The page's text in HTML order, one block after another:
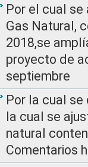
Por el cual
Gas Natural,
2018,se
proyecto de
septiembre
Por la cual se
la cual se
natural
Comentarios